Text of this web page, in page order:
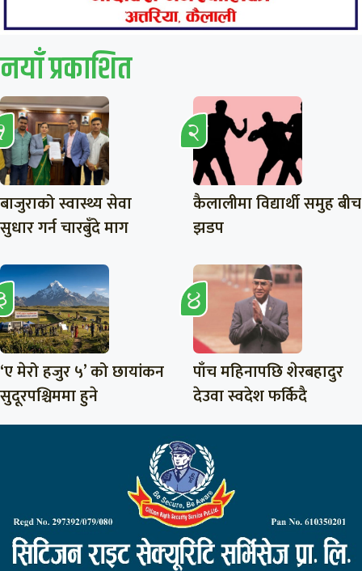
नयाँ प्रकाशित
बाजुराको स्वास्थ्य सेवा
सुधार गर्न चारबुँदे माग
कैलालीमा विद्यार्थी समुह बीच
झडप
‘ए मेरो हजुर ५’ को छायांकन
सुदूरपश्चिममा हुने
पाँच महिनापछि शेरबहादुर
देउवा स्वदेश फर्किदै